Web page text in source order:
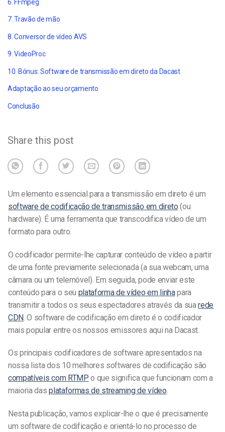
6. FFmpeg
7. Travão de mão
8. Conversor de vídeo AVS
9. VideoProc
10. Bónus: Software de transmissão em direto da Dacast
Adaptação ao seu orçamento
Conclusão
Share this post
Um elemento essencial para a transmissão em direto é um
software de codificação de transmissão em direto (ou
hardware). É uma ferramenta que transcodifica vídeo de um
formato para outro.
O codificador permite-lhe capturar conteúdo de vídeo a partir
de uma fonte previamente selecionada (a sua webcam, uma
câmara ou um telemóvel). Em seguida, pode enviar este
conteúdo para o seu plataforma de vídeo em linhapara
transmitir a todos os seus espectadores através da suarede
CDN .O software de codificação em direto é o codificador
mais popular entre os nossos emissores aqui na Dacast.
Os principais codificadores de software apresentados na
nossa lista dos 10 melhores softwares de codificação são
compatíveis com RTMP o que significa que funcionam com a
maioria dasplataformas de streaming de vídeo.
Nesta publicação, vamos explicar-lhe o que é precisamente
um software de codificação e orientá-lo no processo de